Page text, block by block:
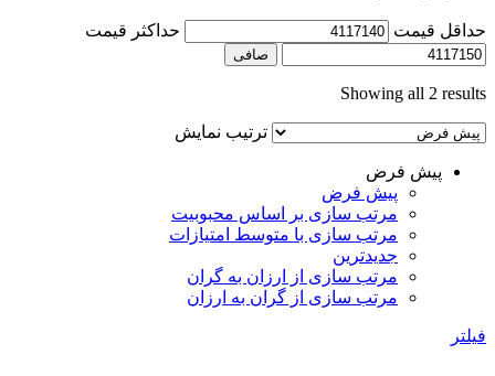
حداقل قیمت حداكثر قيمت
صافی
Showing all 2 results
ترتیب نمایش
پیش فرض
پیش فرض
مرتب سازی بر اساس محبوبیت
مرتب سازی با متوسط امتیازات
جدیدترین
مرتب سازی از ارزان به گران
مرتب سازی از گران به ارزان
فیلتر